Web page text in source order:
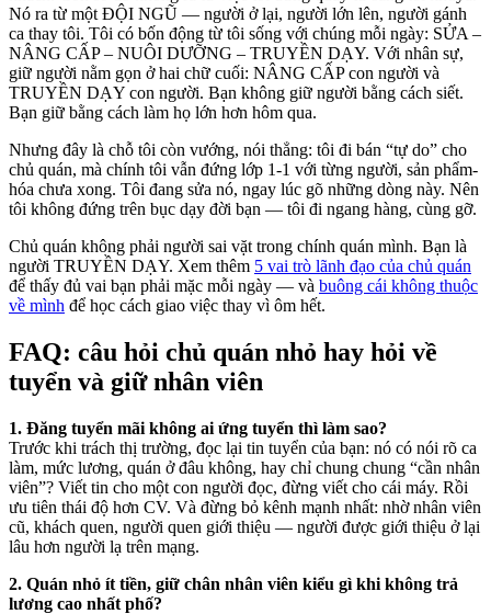
Nó ra từ một ĐỘI NGŨ — người ở lại, người lớn lên, người gánh
ca thay tôi. Tôi có bốn động từ tôi sống với chúng mỗi ngày: SỬA –
NÂNG CẤP – NUÔI DƯỠNG – TRUYỀN DẠY. Với nhân sự,
giữ người nằm gọn ở hai chữ cuối: NÂNG CẤP con người và
TRUYỀN DẠY con người. Bạn không giữ người bằng cách siết.
Bạn giữ bằng cách làm họ lớn hơn hôm qua.
Nhưng đây là chỗ tôi còn vướng, nói thẳng: tôi đi bán “tự do” cho
chủ quán, mà chính tôi vẫn đứng lớp 1-1 với từng người, sản phẩm-
hóa chưa xong. Tôi đang sửa nó, ngay lúc gõ những dòng này. Nên
tôi không đứng trên bục dạy đời bạn — tôi đi ngang hàng, cùng gỡ.
Chủ quán không phải người sai vặt trong chính quán mình. Bạn là
người TRUYỀN DẠY. Xem thêm 5 vai trò lãnh đạo của chủ quán
để thấy đủ vai bạn phải mặc mỗi ngày — và buông cái không thuộc
về mình để học cách giao việc thay vì ôm hết.
FAQ: câu hỏi chủ quán nhỏ hay hỏi về
tuyển và giữ nhân viên
1. Đăng tuyển mãi không ai ứng tuyển thì làm sao?
Trước khi trách thị trường, đọc lại tin tuyển của bạn: nó có nói rõ ca
làm, mức lương, quán ở đâu không, hay chỉ chung chung “cần nhân
viên”? Viết tin cho một con người đọc, đừng viết cho cái máy. Rồi
ưu tiên thái độ hơn CV. Và đừng bỏ kênh mạnh nhất: nhờ nhân viên
cũ, khách quen, người quen giới thiệu — người được giới thiệu ở lại
lâu hơn người lạ trên mạng.
2. Quán nhỏ ít tiền, giữ chân nhân viên kiểu gì khi không trả
lương cao nhất phố?